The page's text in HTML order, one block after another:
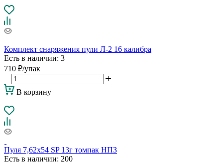
Комплект снаряжения пули Л-2 16 калибра
Есть в наличии: 3
710 ₽/упак
В корзину
Пуля 7,62х54 SP 13г томпак НПЗ
Есть в наличии: 200